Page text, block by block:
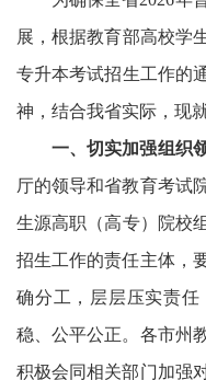
展 ，根据教育部高校学
专升本考试招生工作的
神， 结合我省实际， 现
一、切实加强组织
厅的领导和省教育考试
生源高职（高专） 院校
招生工作的责任主体，
确分工，层层压实责任
稳、公平公正。各市州
积极会同相关部门加强